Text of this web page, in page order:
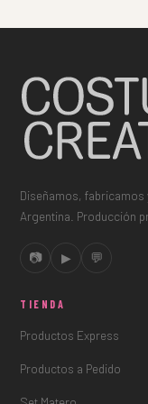
Diseñamos,
Argentina. Producción
📷 ▶ 💬
TIENDA
Productos Express
Productos a Pedido